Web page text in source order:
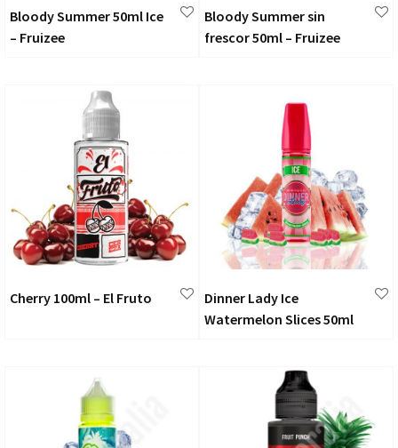
Bloody Summer 50ml Ice
– Fruizee
Bloody Summer sin
frescor 50ml – Fruizee
Cherry 100ml – El Fruto
Dinner Lady Ice
Watermelon Slices 50ml